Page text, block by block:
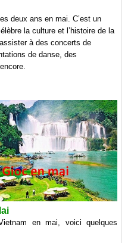
deux ans en mai. C’est un
la culture et l’histoire de la
à des concerts de
de danse, des
en mai, voici quelques